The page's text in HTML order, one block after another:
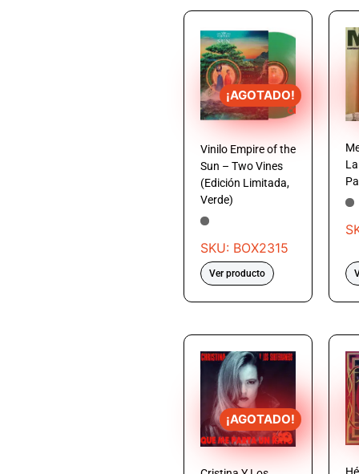
¡AGOTADO!
Vinilo Empire of the
Sun – Two Vines
(Edición Limitada,
Verde)
SKU: BOX2315
Ver producto
¡AGOTADO!